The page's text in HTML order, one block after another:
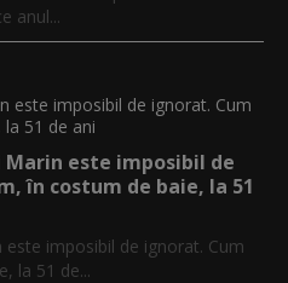
anul...
este imposibil de
în costum de baie, la 51
imposibil de ignorat. Cum
la 51 de...